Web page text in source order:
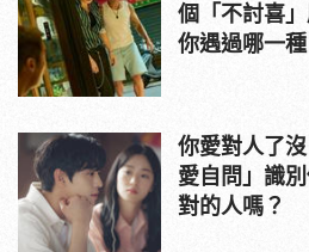
個「不討喜」
你遇過哪一種
你愛對人了
愛自問」識
對的人嗎？